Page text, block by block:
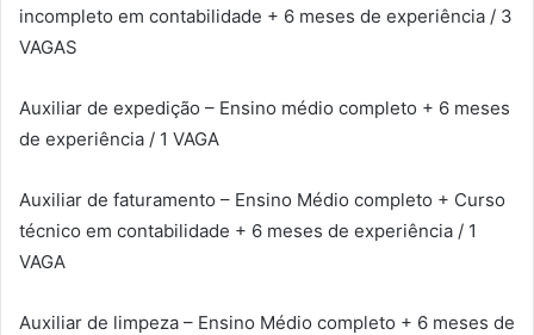
incompleto em contabilidade + 6 meses de experiência / 3
VAGAS
Auxiliar de expedição – Ensino médio completo + 6 meses
de experiência / 1 VAGA
Auxiliar de faturamento – Ensino Médio completo + Curso
técnico em contabilidade + 6 meses de experiência / 1
VAGA
Auxiliar de limpeza – Ensino Médio completo + 6 meses de